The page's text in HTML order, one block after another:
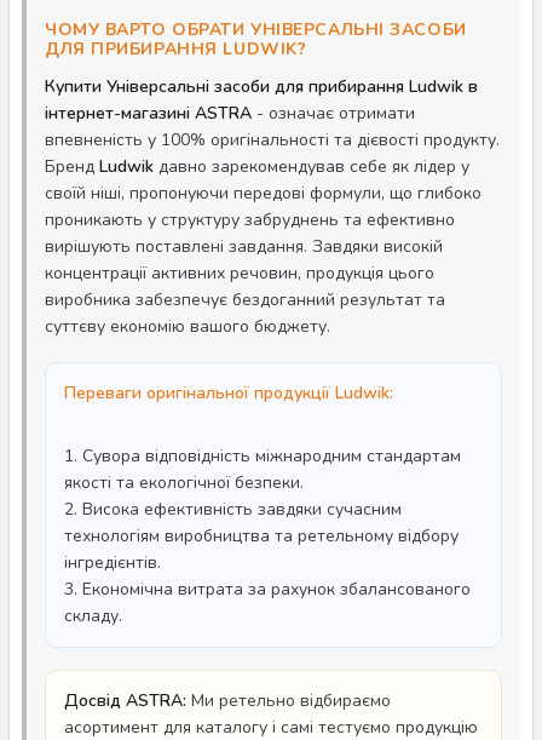
ЧОМУ ВАРТО ОБРАТИ УНІВЕРСАЛЬНІ ЗАСОБИ
ДЛЯ ПРИБИРАННЯ LUDWIK?
Купити Універсальні засоби для прибирання Ludwik в
інтернет-магазині ASTRA - означає отримати
впевненість у 100% оригінальності та дієвості продукту.
Бренд Ludwik давно зарекомендував себе як лідер у
своїй ніші, пропонуючи передові формули, що глибоко
проникають у структуру забруднень та ефективно
вирішують поставлені завдання. Завдяки високій
концентрації активних речовин, продукція цього
виробника забезпечує бездоганний результат та
суттєву економію вашого бюджету.
Переваги оригінальної продукції Ludwik:
1. Сувора відповідність міжнародним стандартам
якості та екологічної безпеки.
2. Висока ефективність завдяки сучасним
технологіям виробництва та ретельному відбору
інгредієнтів.
3. Економічна витрата за рахунок збалансованого
складу.
Досвід ASTRA: Ми ретельно відбираємо
асортимент для каталогу і самі тестуємо продукцію